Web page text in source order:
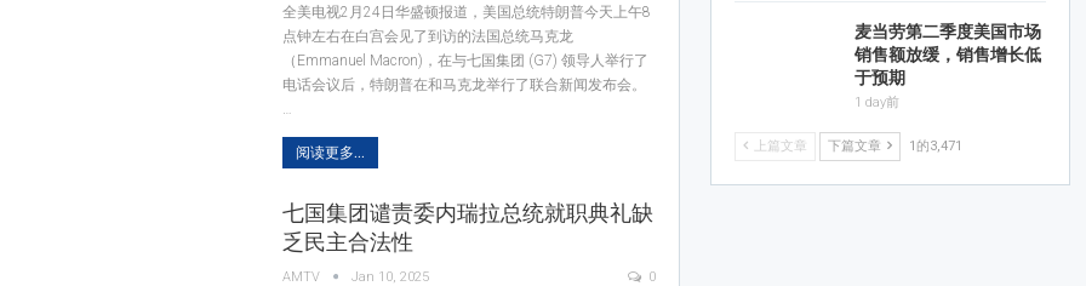
全美电视2月24日华盛顿报道，美国总统特朗普今天上午8
点钟左右在白宫会见了到访的法国总统马克龙
（Emmanuel Macron)，在与七国集团 (G7) 领导人举行了
电话会议后，特朗普在和马克龙举行了联合新闻发布会。
阅读更多...
七国集团谴责委内瑞拉总统就职典礼缺
乏民主合法性
AMTV Jan 10, 2025 0
麦当劳第二季度美国市场
销售额放缓，销售增长低
于预期
1 day前
上篇文章 下篇文章 1的3,471